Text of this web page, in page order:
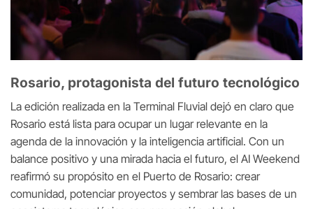
Rosario, protagonista del futuro tecnológico
La edición realizada en la Terminal Fluvial dejó en claro que
Rosario está lista para ocupar un lugar relevante en la
agenda de la innovación y la inteligencia artificial. Con un
balance positivo y una mirada hacia el futuro, el AI Weekend
reafirmó su propósito en el Puerto de Rosario: crear
comunidad, potenciar proyectos y sembrar las bases de un